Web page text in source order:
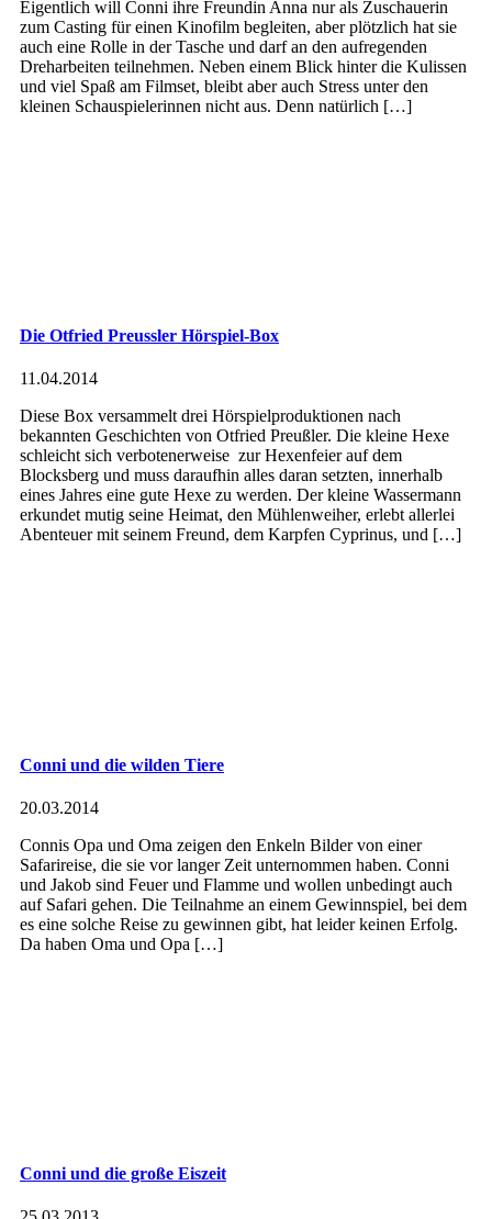
Eigentlich will Conni ihre Freundin Anna nur als Zuschauerin
zum Casting für einen Kinofilm begleiten, aber plötzlich hat sie
auch eine Rolle in der Tasche und darf an den aufregenden
Dreharbeiten teilnehmen. Neben einem Blick hinter die Kulissen
und viel Spaß am Filmset, bleibt aber auch Stress unter den
kleinen Schauspielerinnen nicht aus. Denn natürlich […]
Die Otfried Preussler Hörspiel-Box
11.04.2014
Diese Box versammelt drei Hörspielproduktionen nach
bekannten Geschichten von Otfried Preußler. Die kleine Hexe
schleicht sich verbotenerweise zur Hexenfeier auf dem
Blocksberg und muss daraufhin alles daran setzten, innerhalb
eines Jahres eine gute Hexe zu werden. Der kleine Wassermann
erkundet mutig seine Heimat, den Mühlenweiher, erlebt allerlei
Abenteuer mit seinem Freund, dem Karpfen Cyprinus, und […]
Conni und die wilden Tiere
20.03.2014
Connis Opa und Oma zeigen den Enkeln Bilder von einer
Safarireise, die sie vor langer Zeit unternommen haben. Conni
und Jakob sind Feuer und Flamme und wollen unbedingt auch
auf Safari gehen. Die Teilnahme an einem Gewinnspiel, bei dem
es eine solche Reise zu gewinnen gibt, hat leider keinen Erfolg.
Da haben Oma und Opa […]
Conni und die große Eiszeit